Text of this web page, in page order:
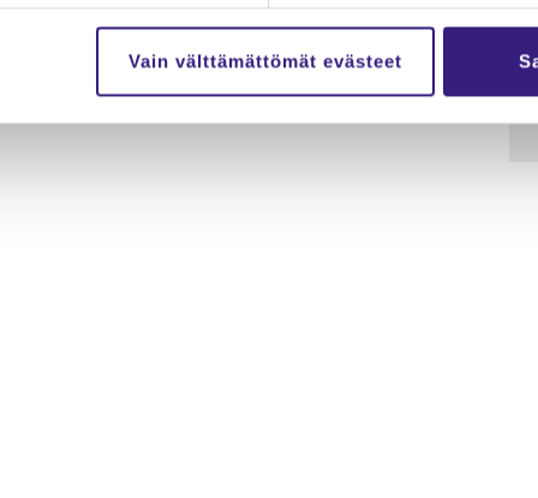
Vain välttämättömät evästeet